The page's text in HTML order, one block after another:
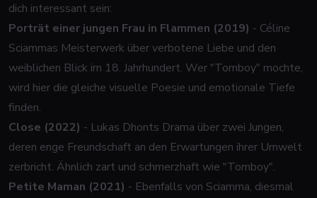
dich interessant sein:
Porträt einer jungen Frau in Flammen (2019) - Céline
Sciammas Meisterwerk über verbotene Liebe und den
weiblichen Blick im 18. Jahrhundert. Wer "Tomboy" mochte,
wird hier die gleiche visuelle Poesie und emotionale Tiefe
finden.
Close (2022) - Lukas Dhonts Drama über zwei Jungen,
deren enge Freundschaft an den Erwartungen ihrer Umwelt
zerbricht. Ähnlich zart und schmerzhaft wie "Tomboy".
Petite Maman (2021) - Ebenfalls von Sciamma, diesmal